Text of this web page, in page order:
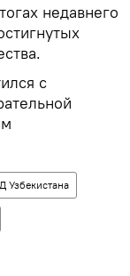
недавнего
с
Узбекистана